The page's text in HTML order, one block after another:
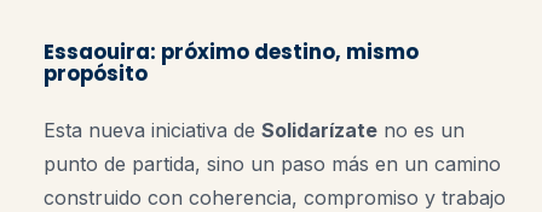
Essaouira: próximo destino, mismo
propósito
Esta nueva iniciativa de Solidarízate no es un
punto de partida, sino un paso más en un camino
construido con coherencia, compromiso y trabajo